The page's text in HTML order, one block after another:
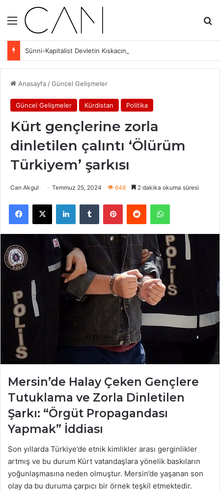
Menü
Anasayfa/Güncel Gelişmeler
Güncel Gelişmeler Kürdistan Politika
Kürt gençlerine zorla
dinletilen çalıntı ‘Ölürüm
Türkiyem’ şarkısı
Can Akgul Temmuz 25, 2024 648 2 dakika okuma süresi
Facebook
X LinkedInTumblr PinterestReddit WhatsApp
Mersin’de Halay Çeken Gençlere
Tutuklama ve Zorla Dinletilen
Şarkı: “Örgüt Propagandası
Yapmak” İddiası
Son yıllarda Türkiye’de etnik kimlikler arası gerginlikler
artmış ve bu durum Kürt vatandaşlara yönelik baskıların
yoğunlaşmasına neden olmuştur. Mersin’de yaşanan son
olay da bu duruma çarpıcı bir örnek teşkil etmektedir.